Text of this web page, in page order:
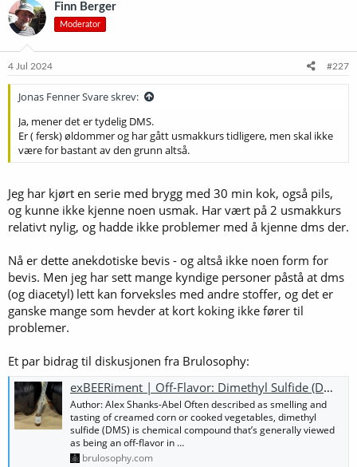
Finn Berger
Moderator
4 Jul 2024 #227
Jonas Fenner Svare skrev:
Ja, mener det er tydelig DMS.
Er ( fersk) øldommer og har gått usmakkurs tidligere, men skal ikke
være for bastant av den grunn altså.
Jeg har kjørt en serie med brygg med 30 min kok, også pils,
og kunne ikke kjenne noen usmak. Har vært på 2 usmakkurs
relativt nylig, og hadde ikke problemer med å kjenne dms der.
Nå er dette anekdotiske bevis - og altså ikke noen form for
bevis. Men jeg har sett mange kyndige personer påstå at dms
(og diacetyl) lett kan forveksles med andre stoffer, og det er
ganske mange som hevder at kort koking ikke fører til
problemer.
Et par bidrag til diskusjonen fra Brulosophy:
exBEERiment | Off-Flavor: Dimethyl Sulfide (DMS) In A Dark Mild
Author: Alex Shanks-Abel Often described as smelling and
tasting of creamed corn or cooked vegetables, dimethyl
sulfide (DMS) is chemical compound that’s generally viewed
as being an off-flavor in …
brulosophy.com